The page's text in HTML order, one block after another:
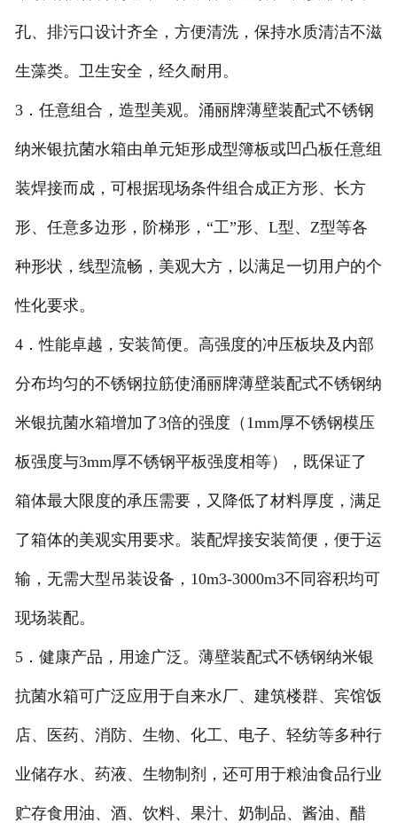
孔、排污口设计齐全，方便清洗，保持水质清洁不滋
生藻类。卫生安全，经久耐用。
3．任意组合，造型美观。涌丽牌薄壁装配式不锈钢
纳米银抗菌水箱由单元矩形成型簿板或凹凸板任意组
装焊接而成，可根据现场条件组合成正方形、长方
形、任意多边形，阶梯形，“工”形、L型、Z型等各
种形状，线型流畅，美观大方，以满足一切用户的个
性化要求。
4．性能卓越，安装简便。高强度的冲压板块及内部
分布均匀的不锈钢拉筋使涌丽牌薄壁装配式不锈钢纳
米银抗菌水箱增加了3倍的强度（1mm厚不锈钢模压
板强度与3mm厚不锈钢平板强度相等），既保证了
箱体最大限度的承压需要，又降低了材料厚度，满足
了箱体的美观实用要求。装配焊接安装简便，便于运
输，无需大型吊装设备，10m3-3000m3不同容积均可
现场装配。
5．健康产品，用途广泛。薄壁装配式不锈钢纳米银
抗菌水箱可广泛应用于自来水厂、建筑楼群、宾馆饭
店、医药、消防、生物、化工、电子、轻纺等多种行
业储存水、药液、生物制剂，还可用于粮油食品行业
贮存食用油、酒、饮料、果汁、奶制品、酱油、醋